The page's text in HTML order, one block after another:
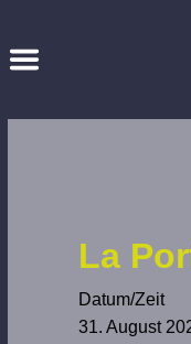
La
Datum/Zeit
31. August